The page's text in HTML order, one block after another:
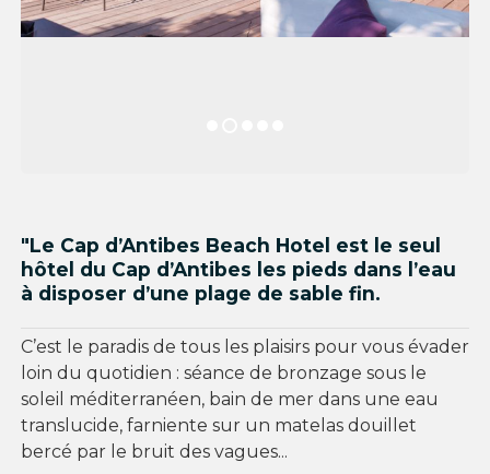
"Le Cap d’Antibes Beach Hotel est le seul
hôtel du Cap d’Antibes les pieds dans l’eau
à disposer d’une plage de sable fin.
C’est le paradis de tous les plaisirs pour vous évader
loin du quotidien : séance de bronzage sous le
soleil méditerranéen, bain de mer dans une eau
translucide, farniente sur un matelas douillet
bercé par le bruit des vagues...